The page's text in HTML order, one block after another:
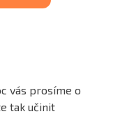
vás prosíme o
tak učinit